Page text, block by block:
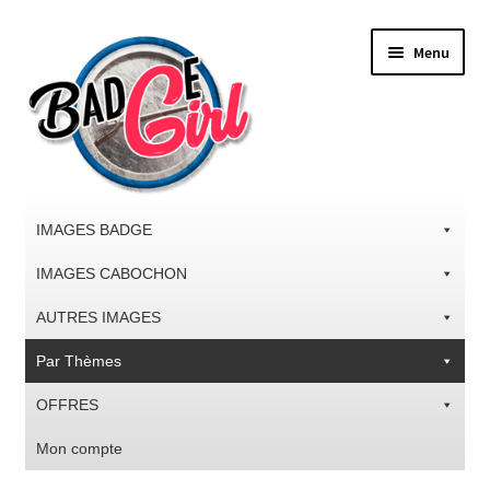
la
navigation
contenu
Menu
IMAGES BADGE
IMAGES CABOCHON
AUTRES IMAGES
Par Thèmes
OFFRES
Mon compte